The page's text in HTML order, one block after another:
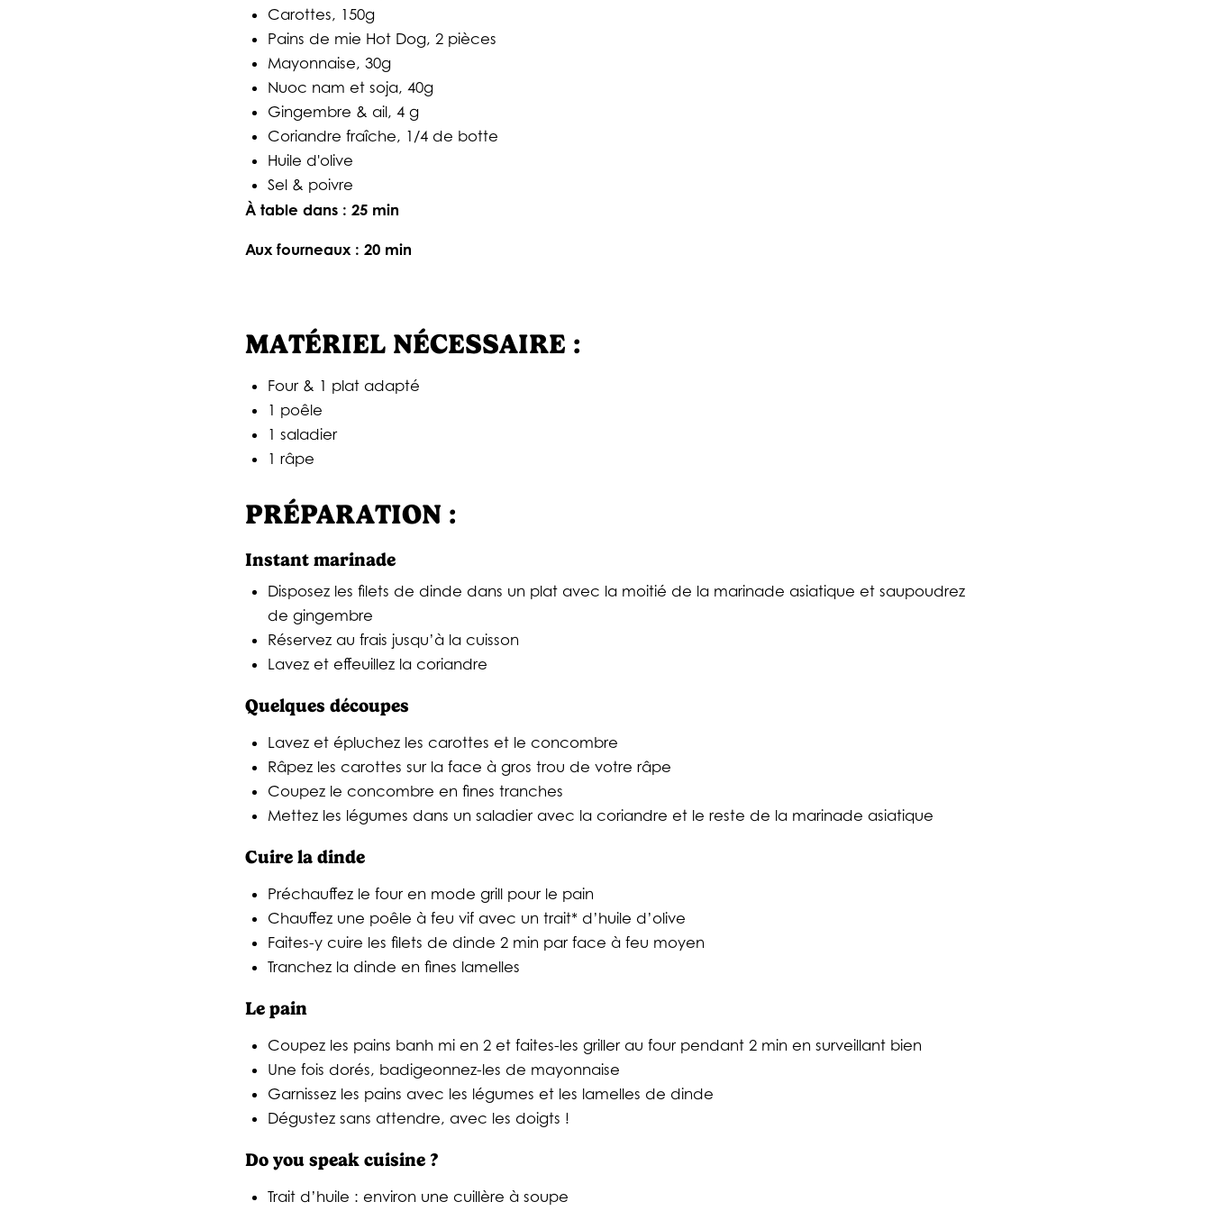
Carottes, 150g
Pains de mie Hot Dog, 2 pièces
Mayonnaise, 30g
Nuoc nam et soja, 40g
Gingembre & ail, 4 g
Coriandre fraîche, 1/4 de botte
Huile d'olive
Sel & poivre
À table dans : 25 min
Aux fourneaux : 20 min
MATÉRIEL NÉCESSAIRE :
Four & 1 plat adapté
1 poêle
1 saladier
1 râpe
PRÉPARATION :
Instant marinade
Disposez les filets de dinde dans un plat avec la moitié de la marinade asiatique et saupoudrez
de gingembre
Réservez au frais jusqu’à la cuisson
Lavez et effeuillez la coriandre
Quelques découpes
Lavez et épluchez les carottes et le concombre
Râpez les carottes sur la face à gros trou de votre râpe
Coupez le concombre en fines tranches
Mettez les légumes dans un saladier avec la coriandre et le reste de la marinade asiatique
Cuire la dinde
Préchauffez le four en mode grill pour le pain
Chauffez une poêle à feu vif avec un trait* d’huile d’olive
Faites-y cuire les filets de dinde 2 min par face à feu moyen
Tranchez la dinde en fines lamelles
Le pain
Coupez les pains banh mi en 2 et faites-les griller au four pendant 2 min en surveillant bien
Une fois dorés, badigeonnez-les de mayonnaise
Garnissez les pains avec les légumes et les lamelles de dinde
Dégustez sans attendre, avec les doigts !
Do you speak cuisine ?
Trait d’huile : environ une cuillère à soupe